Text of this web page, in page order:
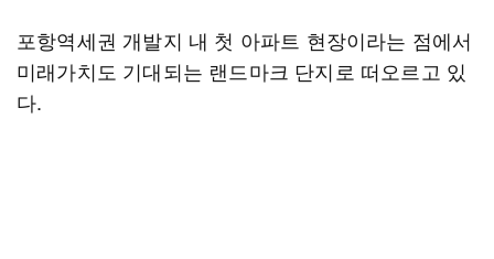
포항역세권 개발지 내 첫 아파트 현장이라는 점에서
미래가치도 기대되는 랜드마크 단지로 떠오르고 있
다.